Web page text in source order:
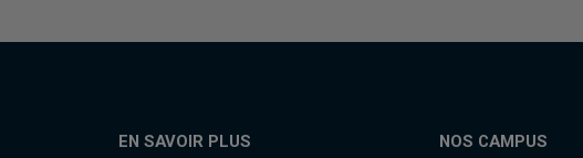
EN SAVOIR PLUS NOS CAMPUS